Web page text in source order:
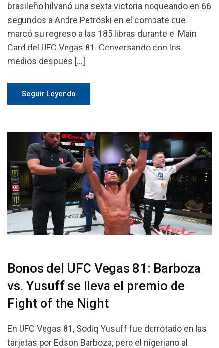
brasileño hilvanó una sexta victoria noqueando en 66
segundos a Andre Petroski en el combate que
marcó su regreso a las 185 libras durante el Main
Card del UFC Vegas 81. Conversando con los
medios después […]
Seguir Leyendo
Bonos del UFC Vegas 81: Barboza
vs. Yusuff se lleva el premio de
Fight of the Night
En UFC Vegas 81, Sodiq Yusuff fue derrotado en las
tarjetas por Edson Barboza, pero el nigeriano al